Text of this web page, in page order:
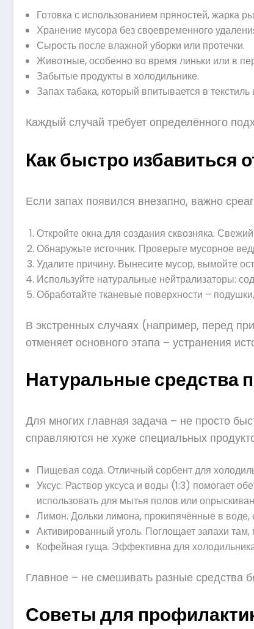
Готовка с использованием пряностей, жарка
Хранение мусора без своевременного
Сырость после влажной уборки или протечки.
Животные, особенно во время линьки или в
Забытые продукты в холодильнике.
Запах табака, который впитывается в текстиль
Каждый случай требует определённого
Как быстро избавиться
Если запах появился внезапно, важно
Откройте окна для создания сквозняка.
Обнаружьте источник. Проверьте мусорное
Удалите причину. Вынесите мусор, вымойте
Используйте натуральные нейтрализаторы:
Обработайте тканевые поверхности –
В экстренных случаях (например, перед
отменяет основного этапа – устранения
Натуральные средства
Для многих главная задача – не просто
справляются не хуже специальных
Пищевая сода. Отличный сорбент для
Уксус. Раствор уксуса и воды (1:3) помогает
использовать для мытья полов или
Лимон. Дольки лимона, прокипячённые в воде,
Активированный уголь. Поглощает запахи
Кофейная гуща. Эффективна для
Главное – не смешивать разные средства
Советы для